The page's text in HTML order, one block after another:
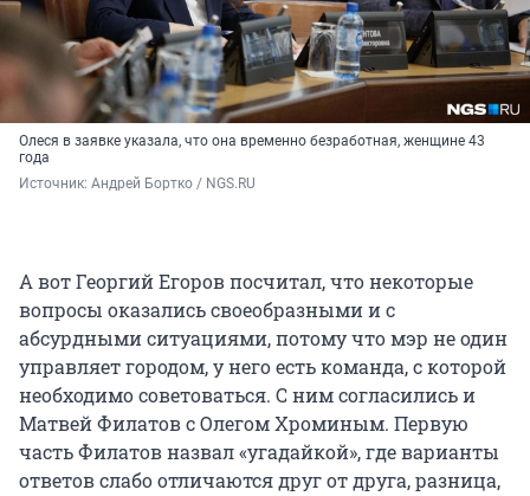
Олеся в заявке указала, что она временно безработная, женщине 43
года
Источник: Андрей Бортко / NGS.RU
А вот Георгий Егоров посчитал, что некоторые
вопросы оказались своеобразными и с
абсурдными ситуациями, потому что мэр не один
управляет городом, у него есть команда, с которой
необходимо советоваться. С ним согласились и
Матвей Филатов с Олегом Хроминым. Первую
часть Филатов назвал «угадайкой», где варианты
ответов слабо отличаются друг от друга, разница,